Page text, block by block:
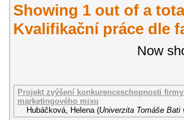
Showing 1 out of a
Kvalifikační práce dle
Now
Projekt zvýšení konkurenceschopnosti
marketingového mixu
Hubáčková, Helena (Univerzita Tomáše Bati